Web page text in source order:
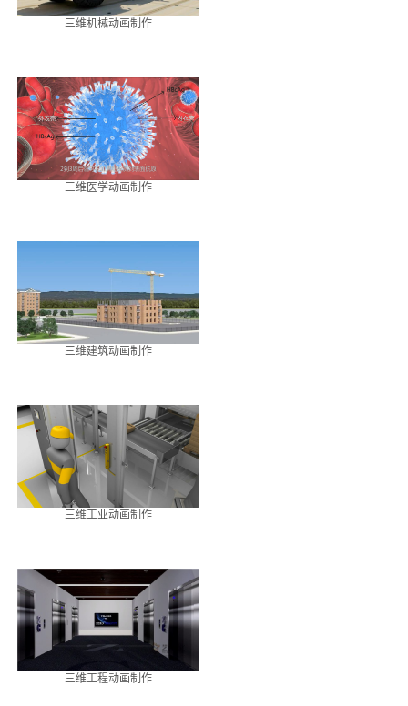
三维机械动画制作
三维医学动画制作
三维建筑动画制作
三维工业动画制作
三维工程动画制作